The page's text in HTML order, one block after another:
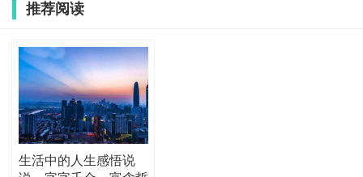
推荐阅读
生活中的人生感悟说